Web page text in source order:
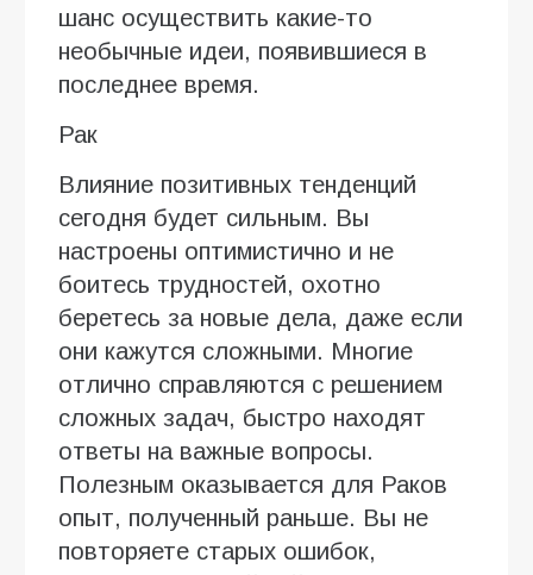
шанс осуществить какие-то
необычные идеи, появившиеся в
последнее время.
Рак
Влияние позитивных тенденций
сегодня будет сильным. Вы
настроены оптимистично и не
боитесь трудностей, охотно
беретесь за новые дела, даже если
они кажутся сложными. Многие
отлично справляются с решением
сложных задач, быстро находят
ответы на важные вопросы.
Полезным оказывается для Раков
опыт, полученный раньше. Вы не
повторяете старых ошибок,